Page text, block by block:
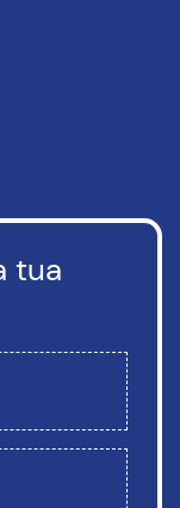
tua